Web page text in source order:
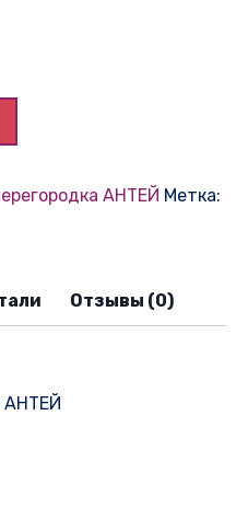
АНТЕЙ Метка:
Отзывы (0)
АНТЕЙ